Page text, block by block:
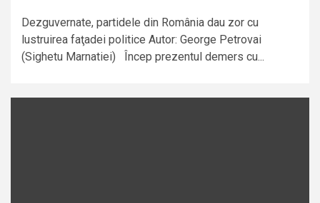
Dezguvernate, partidele din România dau zor cu
lustruirea faţadei politice Autor: George Petrovai
(Sighetu Marnatiei) Încep prezentul demers cu...